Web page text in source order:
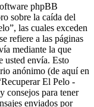
phpBB
sobre la caída del
las cuales exceden
refiere a las páginas
mediante la que
usted envía. Esto
anónimo (de aquí en
El Pelo -
consejos para tener
enviados por